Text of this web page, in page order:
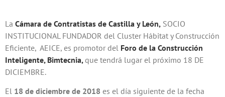
La Cámara de Contratistas de Castilla y León, SOCIO
INSTITUCIONAL FUNDADOR del Cluster Hábitat y Construcción
Eficiente, AEICE, es promotor del Foro de la Construcción
Inteligente, Bimtecnia, que tendrá lugar el próximo 18 DE
DICIEMBRE.
El 18 de diciembre de 2018 es el día siguiente de la fecha